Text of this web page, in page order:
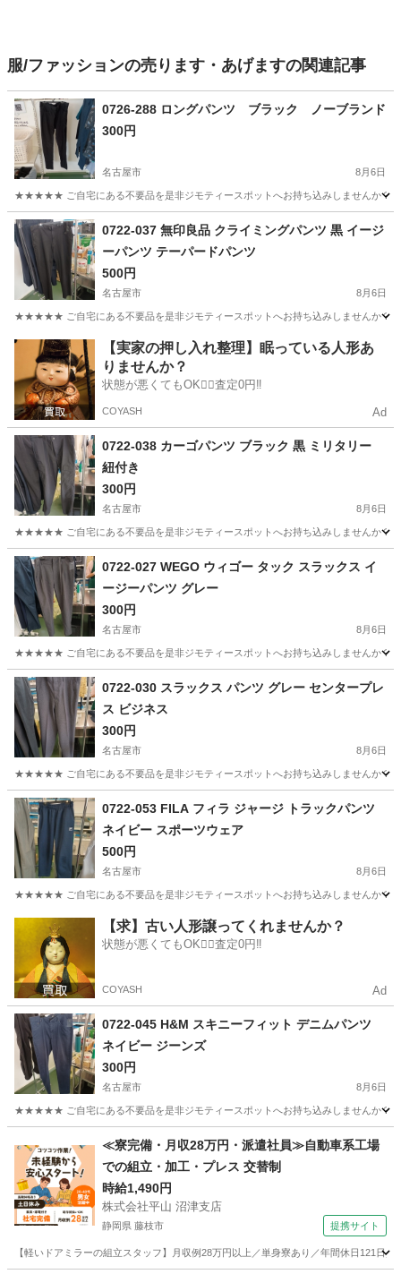
服/ファッションの売ります・あげますの関連記事
0726-288 ロングパンツ ブラック ノーブランド
300円
名古屋市 8月6日
★★★★★ ご自宅にある不要品を是非ジモティースポットへお持ち込みしませんか？
愛知 名古屋市 ノーブランド
0722-037 無印良品 クライミングパンツ 黒 イージ
ーパンツ テーパードパンツ
500円
名古屋市 8月6日
★★★★★ ご自宅にある不要品を是非ジモティースポットへお持ち込みしませんか？
愛知 名古屋市 パンツ テーパードパンツ
【実家の押し入れ整理】眠っている人形あ
りませんか？
状態が悪くてもOK🙆‍♀️査定0円‼️
COYASH Ad
0722-038 カーゴパンツ ブラック 黒 ミリタリー
紐付き
300円
名古屋市 8月6日
★★★★★ ご自宅にある不要品を是非ジモティースポットへお持ち込みしませんか？
愛知 名古屋市 カーゴパンツ
0722-027 WEGO ウィゴー タック スラックス イ
ージーパンツ グレー
300円
名古屋市 8月6日
★★★★★ ご自宅にある不要品を是非ジモティースポットへお持ち込みしませんか？
愛知 名古屋市 WEGO
0722-030 スラックス パンツ グレー センタープレ
ス ビジネス
300円
名古屋市 8月6日
★★★★★ ご自宅にある不要品を是非ジモティースポットへお持ち込みしませんか？
愛知 名古屋市 0722-053 FILA フィラ ジャージ トラックパンツ
ネイビー スポーツウェア
500円
名古屋市 8月6日
★★★★★ ご自宅にある不要品を是非ジモティースポットへお持ち込みしませんか？
ボトムス FILA
【求】古い人形譲ってくれませんか？
状態が悪くてもOK🙆‍♀️査定0円‼️
COYASH Ad
0722-045 H&M スキニーフィット デニムパンツ
ネイビー ジーンズ
300円
名古屋市 8月6日
★★★★★ ご自宅にある不要品を是非ジモティースポットへお持ち込みしませんか？
ジーンズ/デニム ジーンズ
≪寮完備・月収28万円・派遣社員≫自動車系工場
での組立・加工・プレス 交替制
時給1,490円
株式会社平山 沼津支店
静岡県 藤枝市 提携サイト
【軽いドアミラーの組立スタッフ】月収例28万円以上／単身寮あり／年間休日121